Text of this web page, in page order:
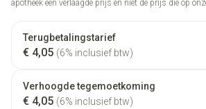
apotheek een verlaagde prijs en niet de prijs die op
Terugbetalingstarief
€ 4,05 (6% inclusief btw)
Verhoogde tegemoetkoming
€ 4,05 (6% inclusief btw)